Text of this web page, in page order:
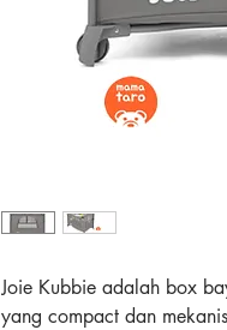
Joie Kubbie adalah box
yang compact dan